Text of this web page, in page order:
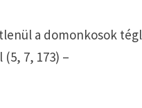
a domonkosok
7, 173) –